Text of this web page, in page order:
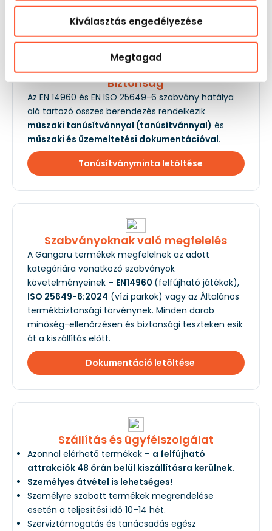
Kiválasztás engedélyezése
Megtagad
egyszerűbb attrakcióvezetést ad az üzemeltetőnek.
Vélemények és végrehajtás
Az ügyfeleink 5-ösre értékelnek minket!
Biztonság
Az EN 14960 és EN ISO 25649-6 szabvány hatálya
alá tartozó összes berendezés rendelkezik
műszaki tanúsítvánnyal (tanúsítvánnyal) és
műszaki és üzemeltetési dokumentációval.
Tanúsítványminta letöltése
Szabványoknak való megfelelés
A Gangaru termékek megfelelnek az adott
kategóriára vonatkozó szabványok
követelményeinek – EN14960 (felfújható játékok),
ISO 25649-6:2024 (vízi parkok) vagy az Általános
termékbiztonsági törvénynek. Minden darab
minőség-ellenőrzésen és biztonsági teszteken esik
át a kiszállítás előtt.
Dokumentáció letöltése
Szállítás és ügyfélszolgálat
Azonnal elérhető termékek – a felfújható
attrakciók 48 órán belül kiszállításra kerülnek.
Személyes átvétel is lehetséges!
Személyre szabott termékek megrendelése
esetén a teljesítési idő 10–14 hét.
Szerviztámogatás és tanácsadás egész